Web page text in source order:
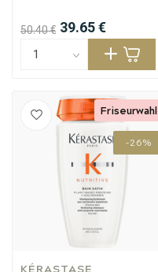
50.40 € 39.65 €
-26%
KÉRASTASE
Friseurwahl